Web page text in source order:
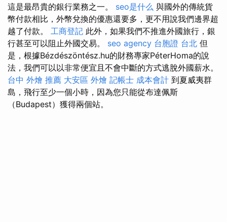
這是最昂貴的銀行業務之一。 seo是什么 與國外的傳統貨
幣付款相比，外幣兌換的優惠還要多，更不用說我們邊界超
越了付款。 工商登記 此外，如果我們不推進外國旅行，銀
行甚至可以阻止外國交易。 seo agency 台胞證 台北 但
是，根據Bézdészöntész.hu的財務專家PéterHoma的說
法，我們可以以非常便宜且不會中斷的方式逃脫外國薪水。
台中 外燴 推薦 大安區 外燴 記帳士 成本會計 到夏威夷群
島，飛行至少一個小時，因為您只能從布達佩斯
（Budapest）獲得兩個站。